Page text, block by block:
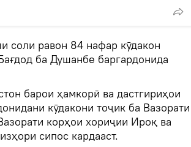
соли равон 84 нафар кӯдакон
ба Душанбе баргардонида
барои ҳамкорӣ ва дастгириҳои
кӯдакони тоҷик ба Вазорати
корҳои хориҷии Ироқ ва
сипос кардааст.